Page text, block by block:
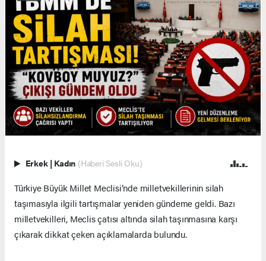
Erkek | Kadın (Haberi Sesli Oku)
Türkiye Büyük Millet Meclisi’nde milletvekillerinin silah
taşımasıyla ilgili tartışmalar yeniden gündeme geldi. Bazı
milletvekilleri, Meclis çatısı altında silah taşınmasına karşı
çıkarak dikkat çeken açıklamalarda bulundu.